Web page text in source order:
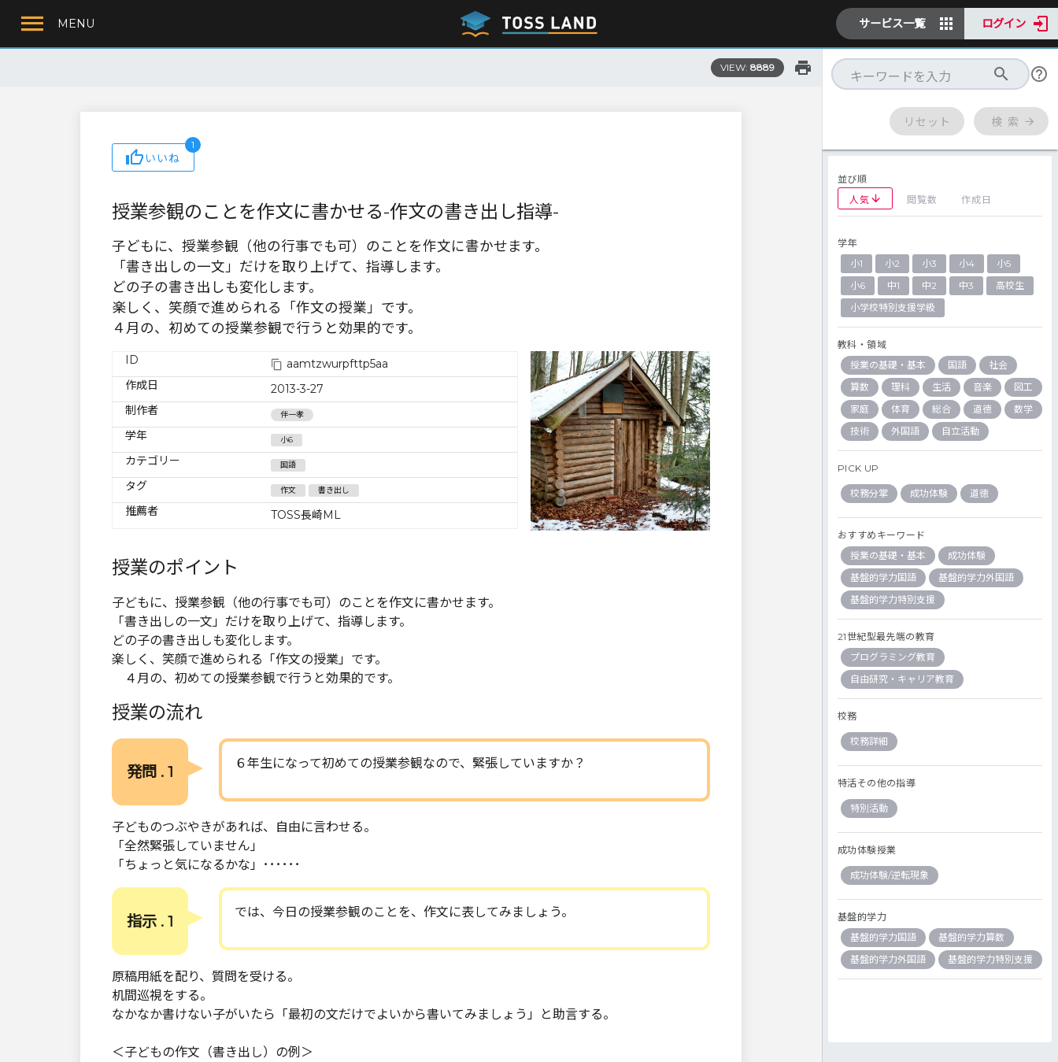
MENU サービス一覧 ログイン
VIEW: 8889
いいね
1
授業参観のことを作文に書かせる-作文の書き出し指導-
子どもに、授業参観（他の行事でも可）のことを作文に書かせます。
「書き出しの一文」だけを取り上げて、指導します。
どの子の書き出しも変化します。
楽しく、笑顔で進められる「作文の授業」です。
４月の、初めての授業参観で行うと効果的です。
ID
aamtzwurpfttp5aa
作成日
2013-3-27
制作者
伴一孝
学年 小6
カテゴリー 国語
タグ 作文 書き出し
推薦者 TOSS長崎ML
授業のポイント
子どもに、授業参観（他の行事でも可）のことを作文に書かせます。
「書き出しの一文」だけを取り上げて、指導します。
どの子の書き出しも変化します。
楽しく、笑顔で進められる「作文の授業」です。
４月の、初めての授業参観で行うと効果的です。
授業の流れ
発問 . 1 ６年生になって初めての授業参観なので、緊張していますか？
子どものつぶやきがあれば、自由に言わせる。
「全然緊張していません」
「ちょっと気になるかな」･･････
指示 . 1 では、今日の授業参観のことを、作文に表してみましょう。
原稿用紙を配り、質問を受ける。
机間巡視をする。
なかなか書けない子がいたら「最初の文だけでよいから書いてみましょう」と助言する。
＜子どもの作文（書き出し）の例＞
リセット 検 索
並び順
人気
閲覧数 作成日
学年
小1
小2 小3 小4
小5
小6
中1 中2 中3
高校生
小学校特別支援学級
教科・領域
授業の基礎・基本
国語
社会
算数
理科 生活 音楽
図工
家庭
体育 総合 道徳
数学
技術
外国語 自立活動
PICK UP
校務分掌 成功体験 道徳
おすすめキーワード
授業の基礎・基本
成功体験
基盤的学力国語
基盤的学力外国語
基盤的学力特別支援
21世紀型最先端の教育
プログラミング教育
自由研究・キャリア教育
校務
校務詳細
特活その他の指導
特別活動
成功体験授業
成功体験/逆転現象
基盤的学力
基盤的学力国語
基盤的学力算数
基盤的学力外国語
基盤的学力特別支援